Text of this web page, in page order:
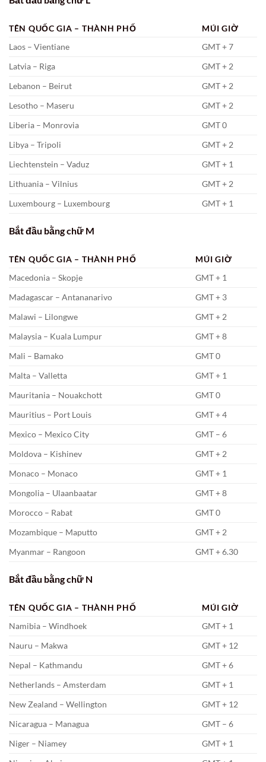
TÊN QUỐC GIA – THÀNH PHỐ
MÚI GIỜ
Laos – Vientiane
GMT + 7
Latvia – Riga
GMT + 2
Lebanon – Beirut
GMT + 2
Lesotho – Maseru
GMT + 2
Liberia – Monrovia
GMT 0
Libya – Tripoli
GMT + 2
Liechtenstein – Vaduz
GMT + 1
Lithuania – Vilnius
GMT + 2
Luxembourg – Luxembourg
GMT + 1
Bắt đầu bằng chữ M
TÊN QUỐC GIA – THÀNH PHỐ
MÚI GIỜ
Macedonia – Skopje
GMT + 1
Madagascar – Antananarivo
GMT + 3
Malawi – Lilongwe
GMT + 2
Malaysia – Kuala Lumpur
GMT + 8
Mali – Bamako
GMT 0
Malta – Valletta
GMT + 1
Mauritania – Nouakchott
GMT 0
Mauritius – Port Louis
GMT + 4
Mexico – Mexico City
GMT – 6
Moldova – Kishinev
GMT + 2
Monaco – Monaco
GMT + 1
Mongolia – Ulaanbaatar
GMT + 8
Morocco – Rabat
GMT 0
Mozambique – Maputto
GMT + 2
Myanmar – Rangoon
GMT + 6.30
Bắt đầu bằng chữ N
TÊN QUỐC GIA – THÀNH PHỐ
MÚI GIỜ
Namibia – Windhoek
GMT + 1
Nauru – Makwa
GMT + 12
Nepal – Kathmandu
GMT + 6
Netherlands – Amsterdam
GMT + 1
New Zealand – Wellington
GMT + 12
Nicaragua – Managua
GMT – 6
Niger – Niamey
GMT + 1